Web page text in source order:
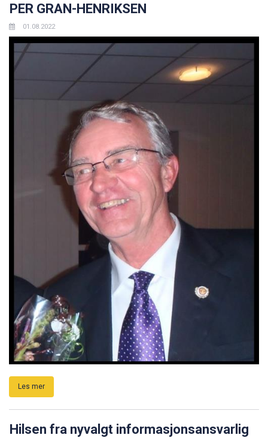
PER GRAN-HENRIKSEN
01.08.2022
Les mer
Hilsen fra nyvalgt informasjonsansvarlig